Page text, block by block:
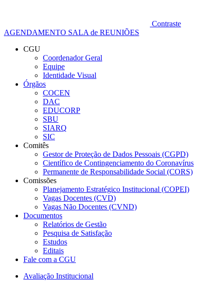
Contraste
AGENDAMENTO SALA de REUNIÕES
CGU
Coordenador Geral
Equipe
Identidade Visual
Órgãos
COCEN
DAC
EDUCORP
SBU
SIARQ
SIC
Comitês
Gestor de Proteção de Dados Pessoais (CGPD)
Científico de Contingenciamento do Coronavírus
Permanente de Responsabilidade Social (CORS)
Comissões
Planejamento Estratégico Institucional (COPEI)
Vagas Docentes (CVD)
Vagas Não Docentes (CVND)
Documentos
Relatórios de Gestão
Pesquisa de Satisfação
Estudos
Editais
Fale com a CGU
Avaliação Institucional